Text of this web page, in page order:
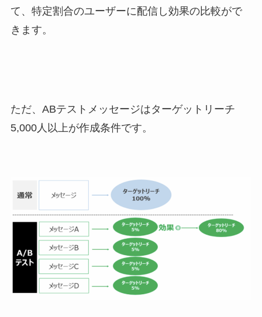
て、特定割合のユーザーに配信し効果の比較がで
きます。
ただ、ABテストメッセージはターゲットリーチ
5,000人以上が作成条件です。